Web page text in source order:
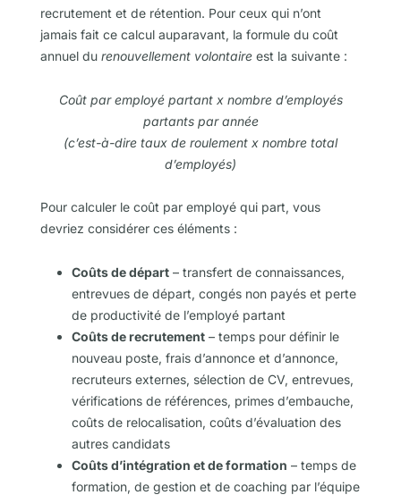
recrutement et de rétention. Pour ceux quin’ont
jamais fait ce calcul auparavant, la formule du coût
annuel du renouvellement volontaireest la suivante :
Coût par employé partant x nombre d’employés
partants par année
(c’est-à-dire taux de roulement x nombre total
d’employés)
Pour calculer le coût par employé qui part, vous
devriez considérer ces éléments :
Coûts de départ– transfert de connaissances,
entrevues de départ, congés non payés et perte
de productivité de l’employé partant
Coûts de recrutement– temps pour définir le
nouveau poste, frais d’annonce et d’annonce,
recruteurs externes, sélection de CV, entrevues,
vérifications de références, primes d’embauche,
coûts de relocalisation, coûts d’évaluation des
autres candidats
Coûts d’intégration et de formation – temps de
formation, de gestion et de coaching par l’équipe